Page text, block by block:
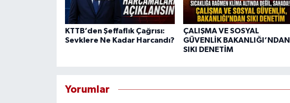
KTTB’den Şeffaflık Çağrısı:
Sevklere Ne Kadar Harcandı?
ÇALIŞMA VE SOSYAL
GÜVENLİK BAKANLIĞI’NDAN
SIKI DENETİM
Yorumlar